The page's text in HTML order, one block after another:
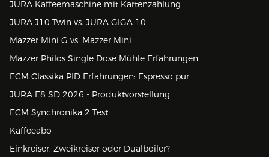
JURA Kaffeemaschine mit Kartenzahlung
JURA J10 Twin vs. JURA GIGA 10
Mazzer Mini G vs. Mazzer Mini
Mazzer Philos Single Dose Mühle Erfahrungen
ECM Classika PID Erfahrungen: Espresso pur
JURA E8 SD 2026 - Produktvorstellung
ECM Synchronika 2 Test
Kaffeeabo
Einkreiser, Zweikreiser oder Dualboiler?